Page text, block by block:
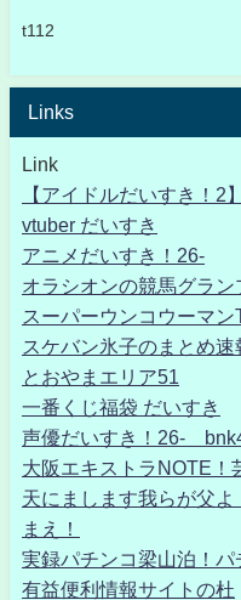
t112
Links
Link
【アイドルだいすき！2
vtuber だいすき
アニメだいすき！26-
オラシオンの競馬グラン
スーパーウンコウーマン
スケバン氷子のまとめ速
とおやまエリア51
一番くじ福袋 だいすき
声優だいすき！26-
大阪エキストラNOTE！
天にまします我らが父
まえ！
実録パチンコ梁山泊！パ
有益便利情報サイトの杜